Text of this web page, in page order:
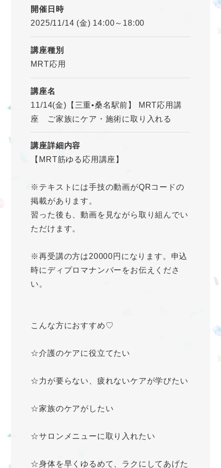
開催日時
2025/11/14 (金) 14:00～18:00
講座種別
MRT応用
講座名
11/14(金)【三重•桑名駅前】 MRT応用講
座 ご家族にケア・施術に取り入れる
講座詳細内容
【MRT筋ゆる応用講座】
※テキストには手技の動画がQRコードの
掲載があります。
習った後も、動画を見ながら取り組んでい
ただけます。
※再受講の方は20000円になります。申込
時にディプロマナンバーをお伝えくださ
い。
こんな方におすすめ♡
☆介護のケアに役立てたい
☆力が要らない、疲れないケアが学びたい
☆家族のケアがしたい
☆サロンメニューに取り入れたい
☆身体を早くゆるめて、ラクにしてあげた